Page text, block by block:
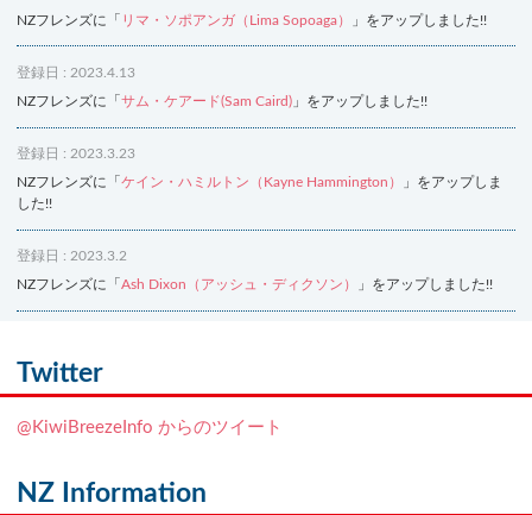
NZフレンズに「 リマ・ソポアンガ（Lima Sopoaga） 」をアップしました!!
登録日 : 2023.4.13
NZフレンズに「 サム・ケアード(Sam Caird) 」をアップしました!!
登録日 : 2023.3.23
NZフレンズに「 ケイン・ハミルトン（Kayne Hammington）
」をアップしま
した!!
登録日 : 2023.3.2
NZフレンズに「 Ash Dixon（アッシュ・ディクソン） 」をアップしました!!
NZフレンズに「
登録日 : 2019.4.10
Twitter
@KiwiBreezeInfo からのツイート
NZ Information